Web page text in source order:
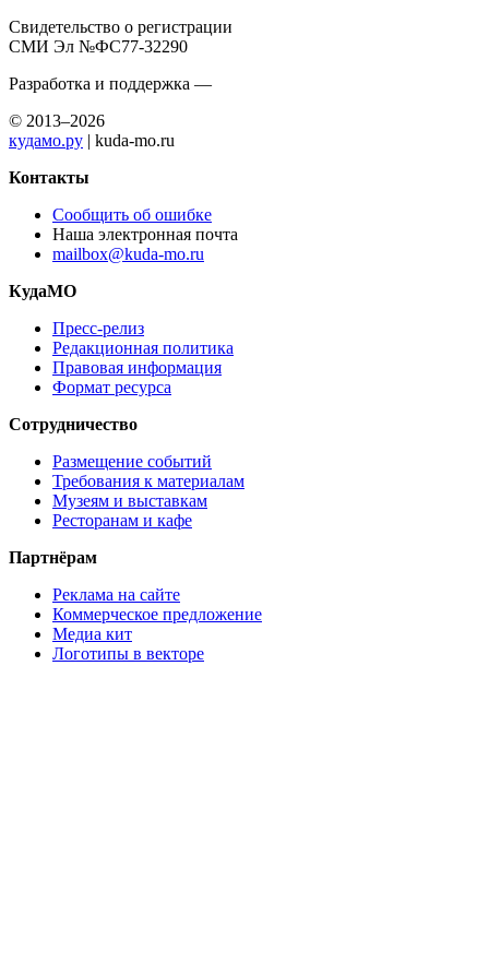
Свидетельство о регистрации
СМИ Эл №ФС77-32290
Разработка и поддержка —
© 2013–2026
кудамо.ру | kuda-mo.ru
Контакты
Сообщить об ошибке
Наша электронная почта
mailbox@kuda-mo.ru
КудаМО
Пресс-релиз
Редакционная политика
Правовая информация
Формат ресурса
Сотрудничество
Размещение событий
Требования к материалам
Музеям и выставкам
Ресторанам и кафе
Партнёрам
Реклама на сайте
Коммерческое предложение
Медиа кит
Логотипы в векторе